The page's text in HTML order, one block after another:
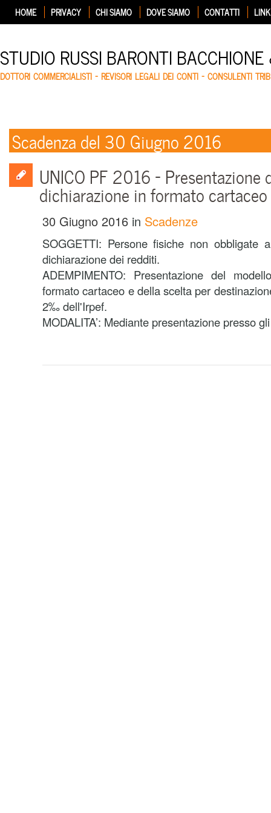
HOME PRIVACY CHI SIAMO DOVE SIAMO CONTATTI LINK
STUDIO RUSSI BARONTI
DOTTORI COMMERCIALISTI – REVISORI LEGALI DEI CONTI – CONSULENTI
Scadenza del 30 Giugno 2016
UNICO PF 2016 – Presentazione
dichiarazione in formato cartaceo
30 Giugno 2016 in Scadenze
SOGGETTI: Persone fisiche non obbligate
dichiarazione dei redditi.
ADEMPIMENTO: Presentazione del
formato cartaceo e della scelta per
2‰ dell'Irpef.
MODALITA’: Mediante presentazione presso